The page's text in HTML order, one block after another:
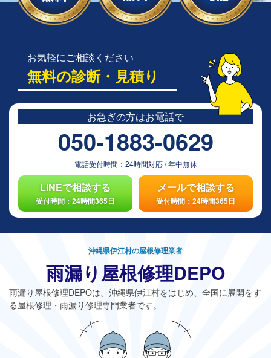
お気軽にご相談ください
無料の診断・見積り
お急ぎの方はお電話で
050-1883-0629
電話受付時間： 24時間対応/年中無休
LINEで相談する
受付時間：24時間365日
メールで相談する
受付時間：24時間365日
沖縄県伊江村の屋根修理業者
雨漏り屋根修理DEPO
雨漏り屋根修理DEPOは、沖縄県伊江村をはじめ、全国に展開をす
る屋根修理・雨漏り修理専門業者です。